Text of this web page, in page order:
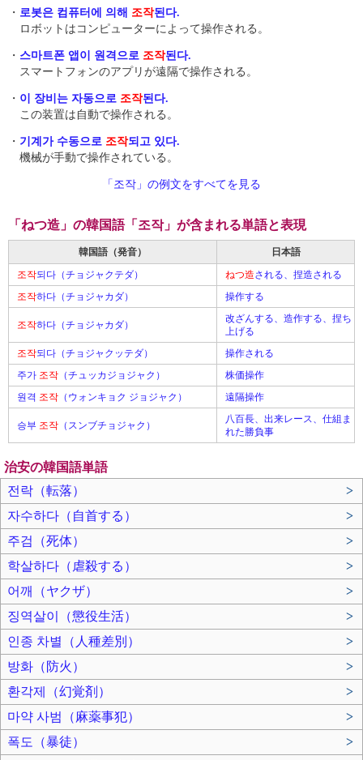
・ 로봇은 컴퓨터에 의해 조작된다.
ロボットはコンピューターによって操作される。
・ 스마트폰 앱이 원격으로 조작된다.
スマートフォンのアプリが遠隔で操作される。
・ 이 장비는 자동으로 조작된다.
この装置は自動で操作される。
・ 기계가 수동으로 조작되고 있다.
機械が手動で操作されている。
「조작」の例文をすべてを見る
「ねつ造」の韓国語「조작」が含まれる単語と表現
韓国語（発音）
日本語
조작되다（チョジャクテダ） ねつ造される、捏造される
조작하다（チョジャカダ） 操作する
조작하다（チョジャカダ）
改ざんする、造作する、捏ち
上げる
조작되다（チョジャクッテダ）
操作される
주가 조작 （チュッカジョジャク）
株価操作
원격 조작 （ウォンキョク ジョジャク） 遠隔操作
승부 조작 （スンブチョジャク）
八百長、出来レース、仕組ま
れた勝負事
治安の韓国語単語
전락（転落）
>
자수하다（自首する）
>
주검（死体）
>
학살하다（虐殺する）
>
어깨（ヤクザ）
>
징역살이（懲役生活）
>
인종 차별（人種差別）
>
방화（防火）
>
환각제（幻覚剤）
>
마약 사범（麻薬事犯）
>
폭도（暴徒）
>